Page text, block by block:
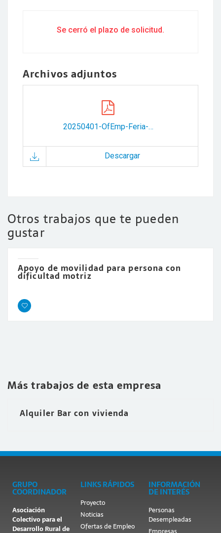
Se cerró el plazo de solicitud.
Archivos adjuntos
20250401-OfEmp-Feria-AytoLerma.pdf
Descargar
Otros trabajos que te pueden
gustar
Apoyo de movilidad para persona con
dificultad motriz
Más trabajos de esta empresa
Alquiler Bar con vivienda
GRUPO
COORDINADOR
Asociación
Colectivo para el
Desarrollo Rural de
LINKS RÁPIDOS
Proyecto
Noticias
Ofertas de Empleo
INFORMACIÓN
DE INTERÉS
Personas
Desempleadas